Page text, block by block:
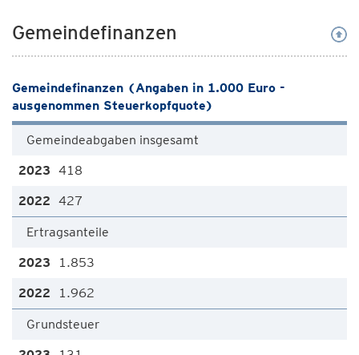
Gemeindefinanzen
Gemeindefinanzen (Angaben in 1.000 Euro -
ausgenommen Steuerkopfquote)
Gemeindeabgaben insgesamt
418
427
Ertragsanteile
1.853
1.962
Grundsteuer